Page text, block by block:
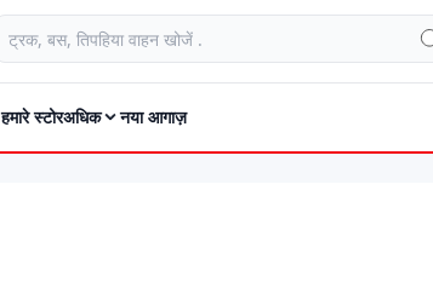
हमारे स्टोरअधिक नया आगाज़